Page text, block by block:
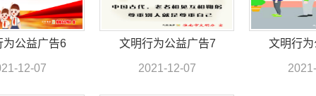
为公益广告6
12-07
文明行为公益广告7
2021-12-07
文明行